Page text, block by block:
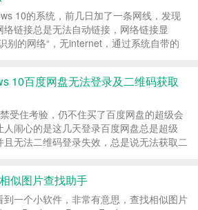
10的系统，前几日加了一条网线，发现
络链接总是无法自动链接，网络链接显
别的网络“，无internet，通过系统自带的
， wlan autoc...
10百度网盘无法登录及二维码获取
受住考验，仍不住买了百度网盘的超级会
人闹心的是这几天登录百度网盘总是超级
且无法二维码登录失效，总是说无法获取二
似图片查找助手
到一个小软件，非常有意思，查找相似图片